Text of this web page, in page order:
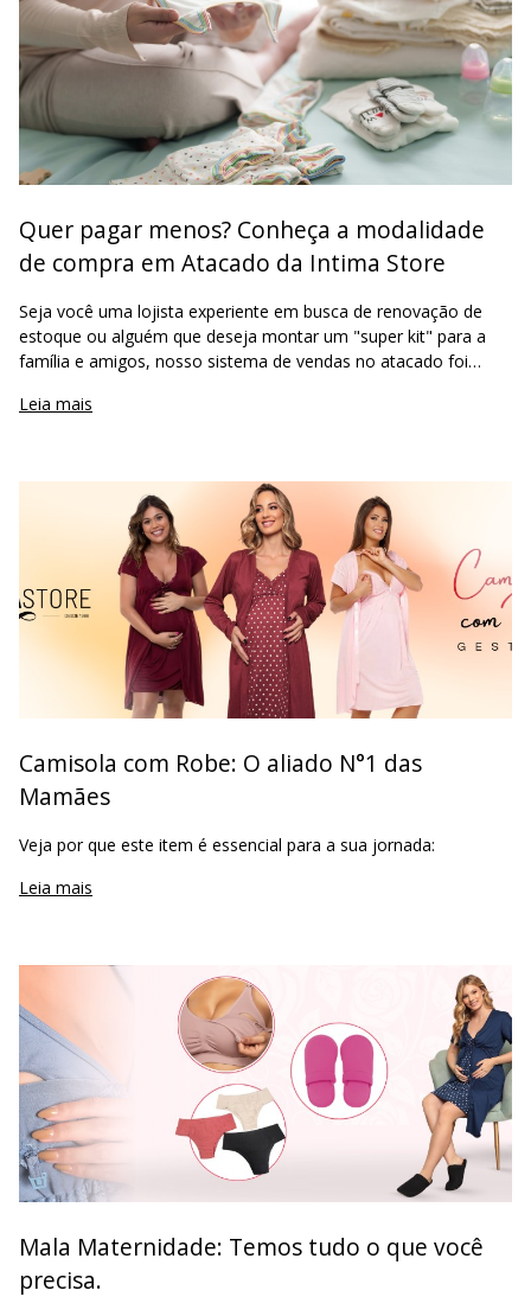
Quer pagar menos? Conheça a modalidade
de compra em Atacado da Intima Store
Seja você uma lojista experiente em busca de renovação de
estoque ou alguém que deseja montar um "super kit" para a
família e amigos, nosso sistema de vendas no atacado foi
variedade do merca
Leia mais
Camisola com Robe: O aliado N°1 das
Mamães
Veja por que este item é essencial para a sua jornada:
Leia mais
Mala Maternidade: Temos tudo o que você
precisa.